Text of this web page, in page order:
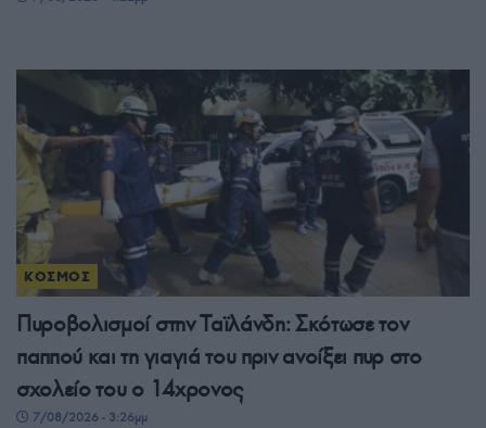
ΚΟΣΜΟΣ
Πυροβολισμοί στην Ταϊλάνδη: Σκότωσε τον
παππού και τη γιαγιά του πριν ανοίξει πυρ στο
σχολείο του ο 14χρονος
7/08/2026 - 3:26μμ